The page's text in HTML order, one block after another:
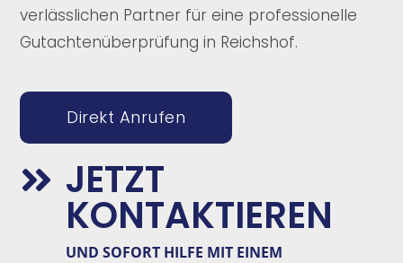
verlässlichen Partner für eine professionelle
Gutachtenüberprüfung in Reichshof.
Direkt Anrufen
 JETZT
KONTAKTIEREN
UND SOFORT HILFE MIT EINEM